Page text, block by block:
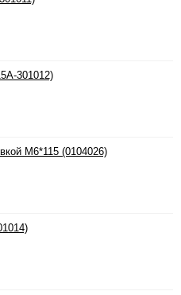
301012)
М6*115 (0104026)